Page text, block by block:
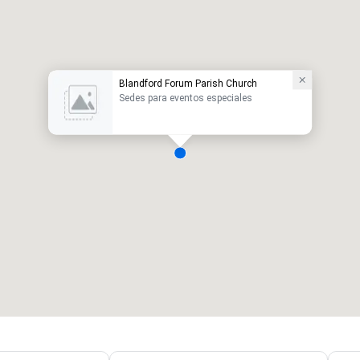
Blandford Forum Parish Church
Sedes para eventos especiales